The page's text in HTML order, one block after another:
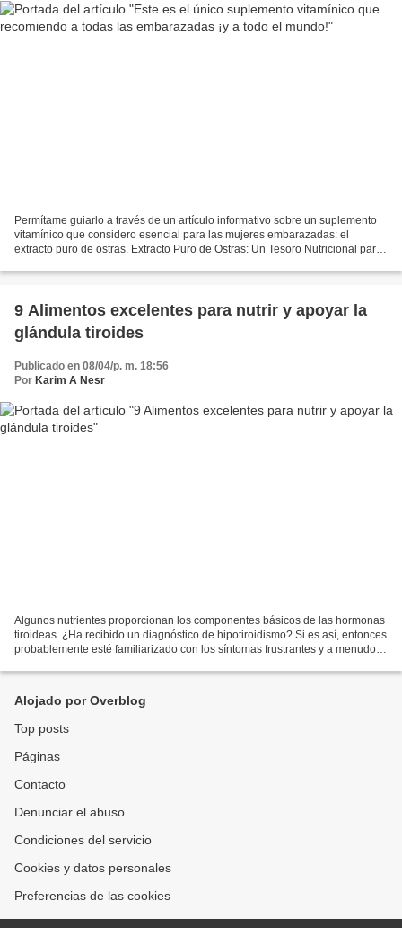
Permítame guiarlo a través de un artículo informativo sobre un suplemento
vitamínico que considero esencial para las mujeres embarazadas: el
extracto puro de ostras. Extracto Puro de Ostras: Un Tesoro Nutricional para
9 Alimentos excelentes para nutrir y apoyar la
glándula tiroides
Publicado en 08/04/p. m. 18:56
Por Karim A Nesr
Algunos nutrientes proporcionan los componentes básicos de las hormonas
tiroideas. ¿Ha recibido un diagnóstico de hipotiroidismo? Si es así, entonces
probablemente esté familiarizado con los síntomas frustrantes y a menudo
Alojado por Overblog
Top posts
Páginas
Contacto
Denunciar el abuso
Condiciones del servicio
Cookies y datos personales
Preferencias de las cookies